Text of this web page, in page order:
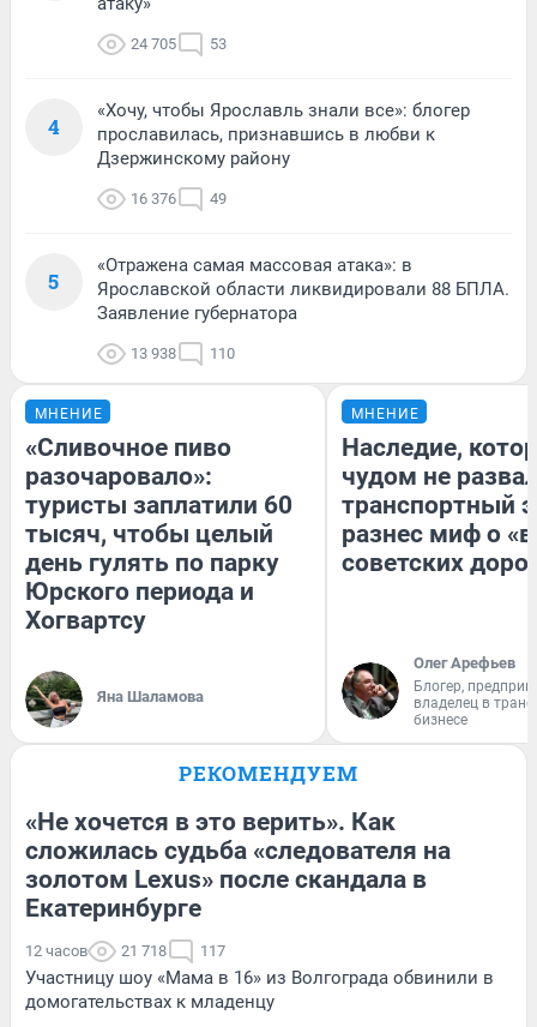
24 705 53
4
«Хочу, чтобы Ярославль знали все»: блогер
прославилась, признавшись в любви к
Дзержинскому району
16 376 49
5
«Отражена самая массовая атака»: в
Ярославской области ликвидировали 88 БПЛА.
Заявление губернатора
13 938 110
МНЕНИЕ
«Сливочное пиво
разочаровало»:
туристы заплатили 60
тысяч, чтобы целый
день гулять по парку
Юрского периода и
Хогвартсу
Яна Шаламова
МНЕНИЕ
Наследие,
чудом не
транспортный
разнес миф о
советских
Олег Арефьев
Блогер,
владелец в
бизнесе
РЕКОМЕНДУЕМ
«Не хочется в это верить». Как
сложилась судьба «следователя на
золотом Lexus» после скандала в
Екатеринбурге
12 часов 21 718 117
Участницу шоу «Мама в 16» из Волгограда обвинили в
домогательствах к младенцу